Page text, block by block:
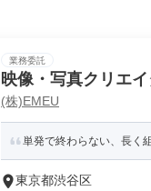
業務委託
映像・写真クリエ
(株)EMEU
単発で終わらない、長く
東京都渋谷区